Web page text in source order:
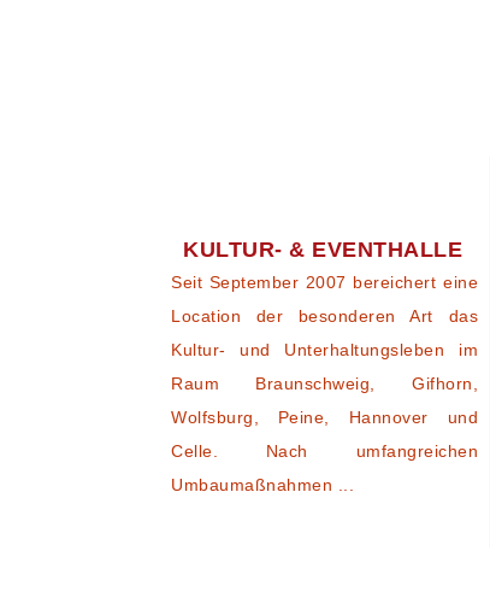
KULTUR- & EVENTHALLE
Seit September 2007 bereichert eine
Location der besonderen Art das
Kultur- und Unterhaltungsleben im
Raum Braunschweig, Gifhorn,
Wolfsburg, Peine, Hannover und
Celle. Nach umfangreichen
Umbaumaßnahmen ...